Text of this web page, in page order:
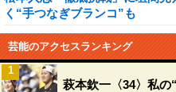
く“手つなぎブランコ”も
芸能のアクセスランキング
萩本欽一〈34〉私
1